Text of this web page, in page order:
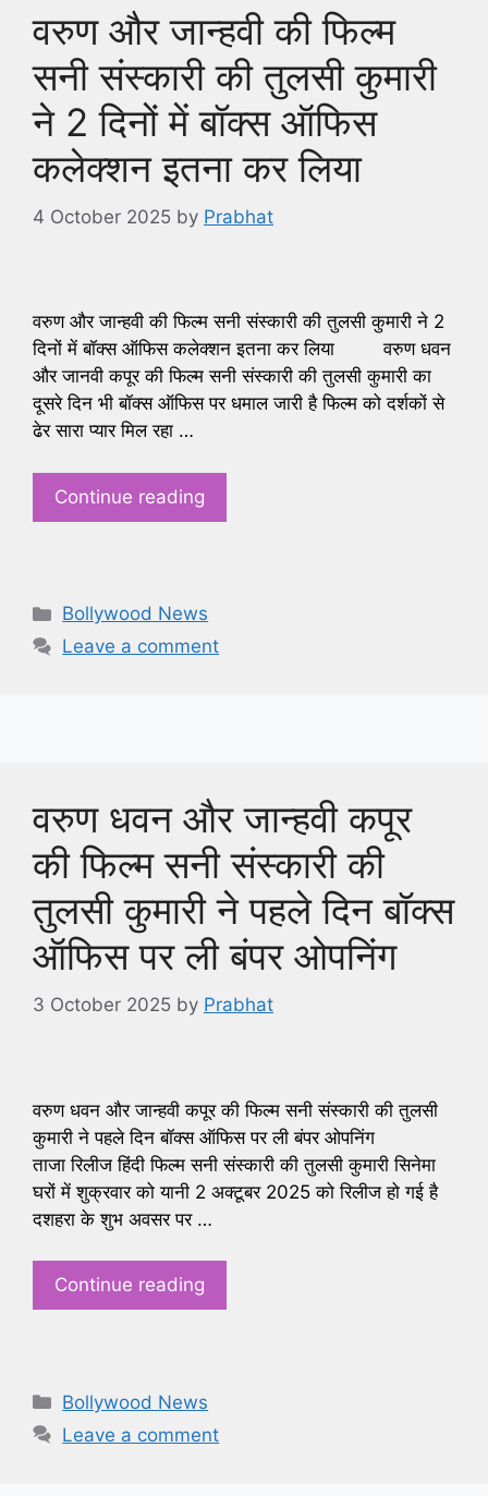
वरुण और जान्हवी की फिल्म
सनी संस्कारी की तुलसी कुमारी
ने 2 दिनों में बॉक्स ऑफिस
कलेक्शन इतना कर लिया
4 October 2025 by Prabhat
वरुण और जान्हवी की फिल्म सनी संस्कारी की तुलसी कुमारी ने 2
दिनों में बॉक्स ऑफिस कलेक्शन इतना कर लिया वरुण धवन
और जानवी कपूर की फिल्म सनी संस्कारी की तुलसी कुमारी का
दूसरे दिन भी बॉक्स ऑफिस पर धमाल जारी है फिल्म को दर्शकों से
ढेर सारा प्यार मिल रहा …
Continue reading
Categories
Bollywood News
Leave a comment
वरुण धवन और जान्हवी कपूर
की फिल्म सनी संस्कारी की
तुलसी कुमारी ने पहले दिन बॉक्स
ऑफिस पर ली बंपर ओपनिंग
3 October 2025 by Prabhat
वरुण धवन और जान्हवी कपूर की फिल्म सनी संस्कारी की तुलसी
कुमारी ने पहले दिन बॉक्स ऑफिस पर ली बंपर ओपनिंग
ताजा रिलीज हिंदी फिल्म सनी संस्कारी की तुलसी कुमारी सिनेमा
घरों में शुक्रवार को यानी 2 अक्टूबर 2025 को रिलीज हो गई है
दशहरा के शुभ अवसर पर …
Continue reading
Categories
Bollywood News
Leave a comment